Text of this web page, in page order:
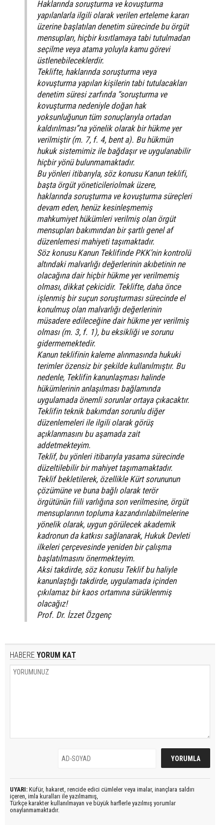
Haklarında soruşturma ve kovuşturma
yapılanlarla ilgili olarak verilen erteleme kararı
üzerine başlatılan denetim sürecinde bu örgüt
mensupları, hiçbir kısıtlamaya tabi tutulmadan
seçilme veya atama yoluyla kamu görevi
üstlenebileceklerdir.
Teklifte, haklarında soruşturma veya
kovuşturma yapılan kişilerin tabi tutulacakları
denetim süresi zarfında “soruşturma ve
kovuşturma nedeniyle doğan hak
yoksunluğunun tüm sonuçlarıyla ortadan
kaldırılması”na yönelik olarak bir hükme yer
verilmiştir (m. 7, f. 4, bent a). Bu hükmün
hukuk sistemimiz ile bağdaşır ve uygulanabilir
hiçbir yönü bulunmamaktadır.
Bu yönleri itibarıyla, söz konusu Kanun teklifi,
başta örgüt yöneticileriolmak üzere,
haklarında soruşturma ve kovuşturma süreçleri
devam eden, henüz kesinleşmemiş
mahkumiyet hükümleri verilmiş olan örgüt
mensupları bakımından bir şartlı genel af
düzenlemesi mahiyeti taşımaktadır.
Söz konusu Kanun Teklifinde PKK’nin kontrolü
altındaki malvarlığı değerlerinin akıbetinin ne
olacağına dair hiçbir hükme yer verilmemiş
olması, dikkat çekicidir. Teklifte, daha önce
işlenmiş bir suçun soruşturması sürecinde el
konulmuş olan malvarlığı değerlerinin
müsadere edileceğine dair hükme yer verilmiş
olması (m. 3, f. 1), bu eksikliği ve sorunu
gidermemektedir.
Kanun teklifinin kaleme alınmasında hukuki
terimler özensiz bir şekilde kullanılmıştır. Bu
nedenle, Teklifin kanunlaşması halinde
hükümlerinin anlaşılması bağlamında
uygulamada önemli sorunlar ortaya çıkacaktır.
Teklifin teknik bakımdan sorunlu diğer
düzenlemeleri ile ilgili olarak görüş
açıklanmasını bu aşamada zait
addetmekteyim.
Teklif, bu yönleri itibarıyla yasama sürecinde
düzeltilebilir bir mahiyet taşımamaktadır.
Teklif bekletilerek, özellikle Kürt sorununun
çözümüne ve buna bağlı olarak terör
örgütünün fiili varlığına son verilmesine, örgüt
mensuplarının topluma kazandırılabilmelerine
yönelik olarak, uygun görülecek akademik
kadronun da katkısı sağlanarak, Hukuk Devleti
ilkeleri çerçevesinde yeniden bir çalışma
başlatılmasını önermekteyim.
Aksi takdirde, söz konusu Teklif bu haliyle
kanunlaştığı takdirde, uygulamada içinden
çıkılamaz bir kaos ortamına sürüklenmiş
olacağız!
Prof. Dr. İzzet Özgenç
HABERE YORUM KAT
UYARI: Küfür, hakaret, rencide edici cümleler veya imalar, inançlara saldırı
içeren, imla kuralları ile yazılmamış,
Türkçe karakter kullanılmayan ve büyük harflerle yazılmış yorumlar
onaylanmamaktadır.